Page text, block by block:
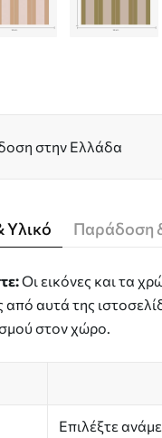
στην Ελλάδα
Υλικό Παράδοση
Οι εικόνες και τα
αυτά της
στον χώρο.
Επιλέξτε